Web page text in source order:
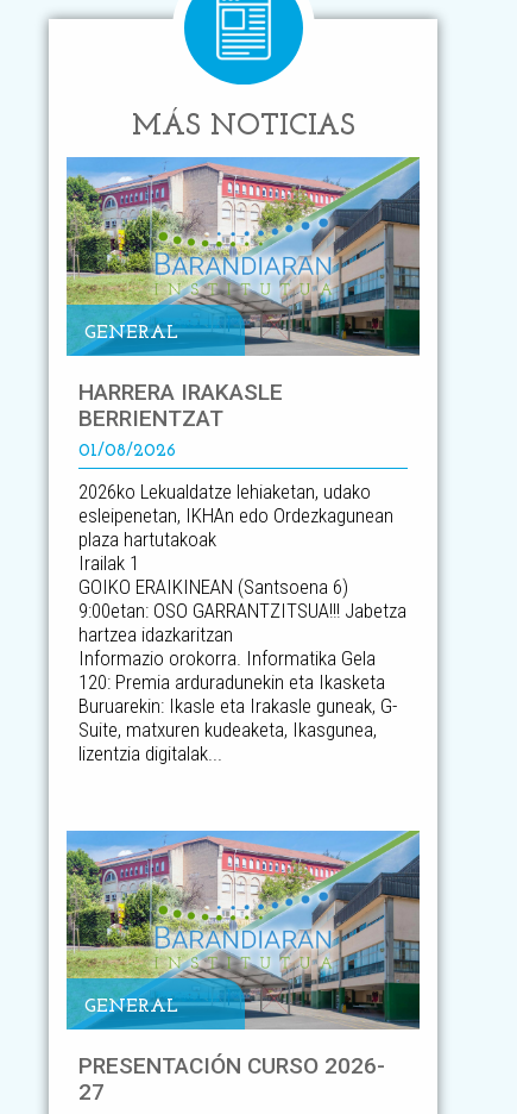
MÁS NOTICIAS
GENERAL
HARRERA IRAKASLE
BERRIENTZAT
01/08/2026
2026ko Lekualdatze lehiaketan, udako
esleipenetan, IKHAn edo Ordezkagunean
plaza hartutakoak
Irailak 1
GOIKO ERAIKINEAN (Santsoena 6)
9:00etan: OSO GARRANTZITSUA!!! Jabetza
hartzea idazkaritzan
Informazio orokorra. Informatika Gela
120: Premia arduradunekin eta Ikasketa
Buruarekin: Ikasle eta Irakasle guneak, G-
Suite, matxuren kudeaketa, Ikasgunea,
lizentzia digitalak...
GENERAL
PRESENTACIÓN CURSO 2026-
27